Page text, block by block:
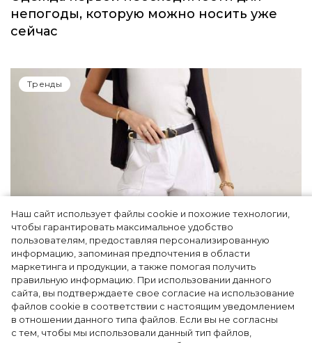
Наш сайт использует файлы cookie и похожие технологии,
чтобы гарантировать максимальное удобство
пользователям, предоставляя персонализированную
информацию, запоминая предпочтения в области
маркетинга и продукции, а также помогая получить
правильную информацию. При использовании данного
сайта, вы подтверждаете свое согласие на использование
файлов cookie в соответствии с настоящим уведомлением
в отношении данного типа файлов. Если вы не согласны
с тем, чтобы мы использовали данный тип файлов,
непогоды, которую можно носить уже
сейчас
Тренды
5 фасонов брюк, которые повсюду этим
летом